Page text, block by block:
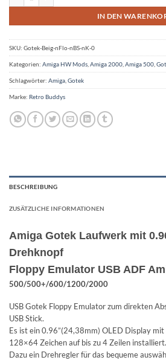
IN DEN
SKU: Gotek-Beig-nFlo-nBS-nK-0
Kategorien: Amiga HW Mods,Amiga 2000,Amiga 500,
Schlagwörter: Amiga,Gotek
Marke: Retro Buddys
BESCHREIBUNG
ZUSÄTZLICHE INFORMATIONEN
Amiga Gotek Laufwerk mit
Drehknopf
Floppy Emulator USB ADF
500/500+/600/1200/2000
USB Gotek Floppy Emulator zum direkten
USB Stick.
Es ist ein 0.96”(24,38mm) OLED Display
128×64 Zeichen auf bis zu 4 Zeilen installiert.
Dazu ein Drehregler für das bequeme